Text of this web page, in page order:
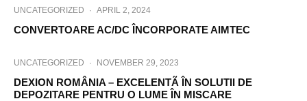
UNCATEGORIZED · APRIL 2, 2024
CONVERTOARE AC/DC ÎNCORPORATE AIMTEC
UNCATEGORIZED · NOVEMBER 29, 2023
DEXION ROMÂNIA – EXCELENTÃ ÎN SOLUTII DE
DEPOZITARE PENTRU O LUME ÎN MISCARE